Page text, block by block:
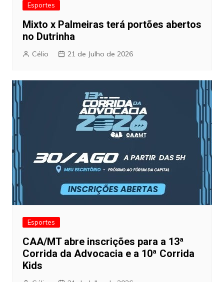
Esportes
Mixto x Palmeiras terá portões abertos
no Dutrinha
Célio 21 de Julho de 2026
Esportes
CAA/MT abre inscrições para a 13ª
Corrida da Advocacia e a 10ª Corrida
Kids